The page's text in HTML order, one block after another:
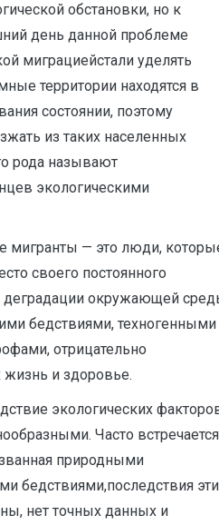
обстановки, но к
день данной проблеме
миграциейстали уделять
территории находятся в
состоянии, поэтому
из таких населенных
рода называют
экологическими
мигранты — это люди,
своего постоянного
деградации окружающей
бедствиями, техногенными
отрицательно
и здоровье.
экологических
Часто встречается
природными
бедствиями,последствия
нет точных данных и